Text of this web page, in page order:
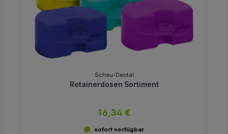
Scheu-Dental
Retainerdosen Sortiment
16,34 €
sofort verfügbar